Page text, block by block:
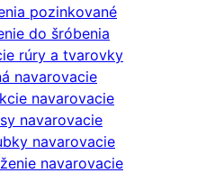
pozinkované
do šróbenia
rúry a tvarovky
navarovacie
navarovacie
navarovacie
navarovacie
navarovacie